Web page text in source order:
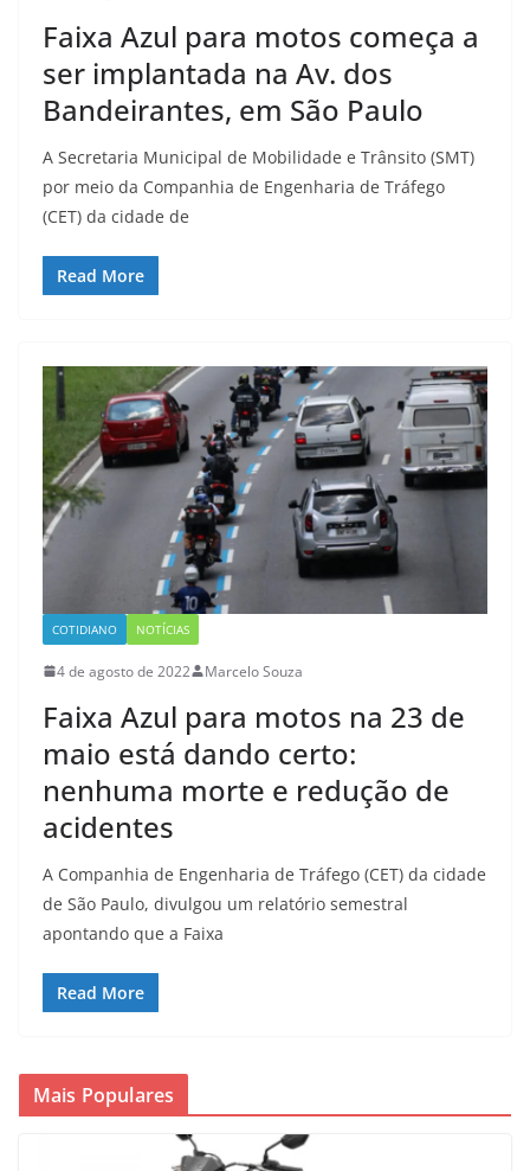
Faixa Azul para motos começa a
ser implantada na Av. dos
Bandeirantes, em São Paulo
A Secretaria Municipal de Mobilidade e Trânsito (SMT)
por meio da Companhia de Engenharia de Tráfego
(CET) da cidade de
Read More
COTIDIANO NOTÍCIAS
4 de agosto de 2022 Marcelo Souza
Faixa Azul para motos na 23 de
maio está dando certo:
nenhuma morte e redução de
acidentes
A Companhia de Engenharia de Tráfego (CET) da cidade
de São Paulo, divulgou um relatório semestral
apontando que a Faixa
Read More
Mais Populares